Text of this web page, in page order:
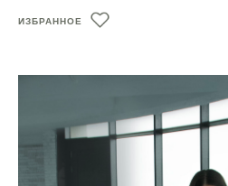
ИЗБРАННОЕ